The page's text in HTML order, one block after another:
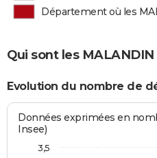
Département où les
Qui sont les
Evolution du nombre de
Données exprimées en
Insee)
3,5